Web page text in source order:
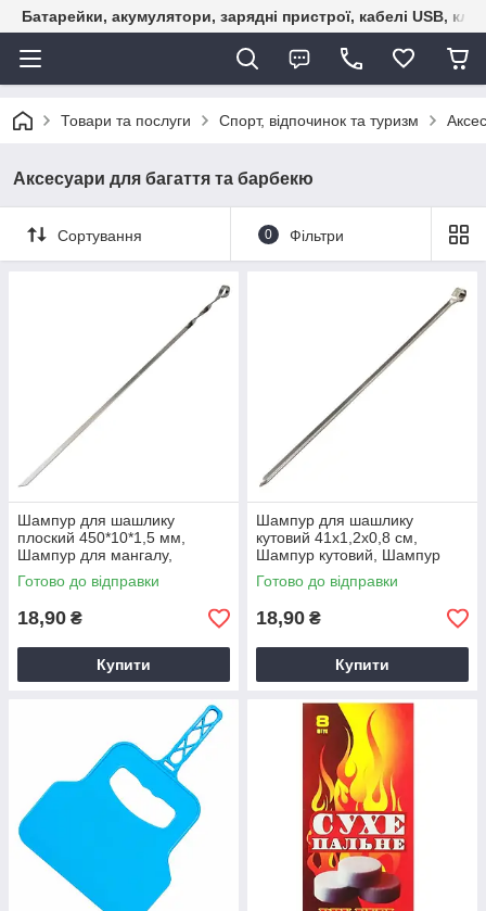
Батарейки, акумулятори, зарядні пристрої, кабелі USB,
Товари та послуги Спорт, відпочинок та туризм
Аксесуари для багаття та барбекю
Сортування 0 Фільтри
Шампур для шашлику
плоский 450*10*1,5 мм,
Шампур для мангалу,
Шампур металевий, Шампур
плоский
Готово до відправки
18,90 ₴
Купити
Шампур для шашлику
кутовий 41х1,2х0,8 см,
Шампур кутовий, Шампур
для мангалу, Шампур
металевий
Готово до відправки
18,90 ₴
Купити